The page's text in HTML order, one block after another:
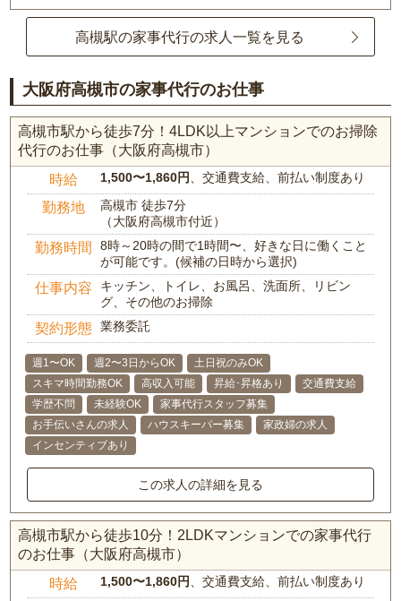
高槻駅の家事代行の求人一覧を見る
大阪府高槻市の家事代行のお仕事
高槻市駅から徒歩7分！4LDK以上マンションでのお掃除
代行のお仕事（大阪府高槻市）
時給 1,500〜1,860円 、交通費支給、前払い制度あり
勤務地
高槻市 徒歩7分
（大阪府高槻市付近）
勤務時間
8時～20時の間で1時間〜、好きな日に働くこと
が可能です。(候補の日時から選択)
仕事内容
キッチン、トイレ、お風呂、洗面所、リビン
グ、その他のお掃除
契約形態 業務委託
週1〜OK 週2〜3日からOK
土日祝のみOK
スキマ時間勤務OK
高収入可能 昇給･昇格あり
交通費支給
学歴不問
未経験OK
家事代行スタッフ募集
お手伝いさんの求人
ハウスキーパー募集
家政婦の求人
インセンティブあり
この求人の詳細を見る
高槻市駅から徒歩10分！2LDKマンションでの家事代行
のお仕事（大阪府高槻市）
時給 1,500〜1,860円 、交通費支給、前払い制度あり